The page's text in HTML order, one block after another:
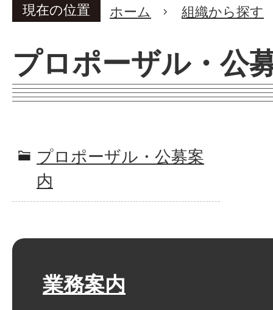
現在の位置 ホーム 組織から探す
プロポーザル・公
プロポーザル・公募案
内
業務案内